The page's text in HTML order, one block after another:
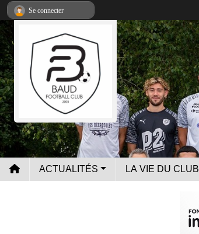
ACTUALITÉS LA VIE DU CLUB
Se connecter
Panneau de gestion des cookies